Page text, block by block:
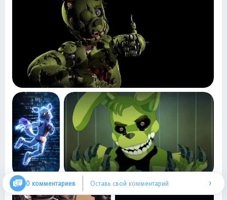
0 комментариев Оставь свой комментарий ›